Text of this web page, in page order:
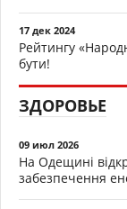
17 дек 2024
Рейтингу
бути!
ЗДОРОВЬЕ
09 июл 2026
На Одещині
забезпечення